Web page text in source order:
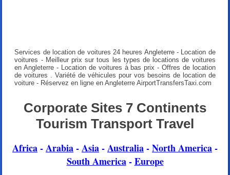
Services de location de voitures 24 heures Angleterre - Location de
voitures - Meilleur prix sur tous les types de locations de voitures
en Angleterre - Location de voitures à bas prix - Offres de location
de voitures . Variété de véhicules pour vos besoins de location de
voiture - Réservez en ligne en AngleterreAirportTransfersTaxi.com
Corporate Sites 7 Continents
Tourism Transport Travel
Africa-Arabia-Asia-Australia-North America-
South America-Europe